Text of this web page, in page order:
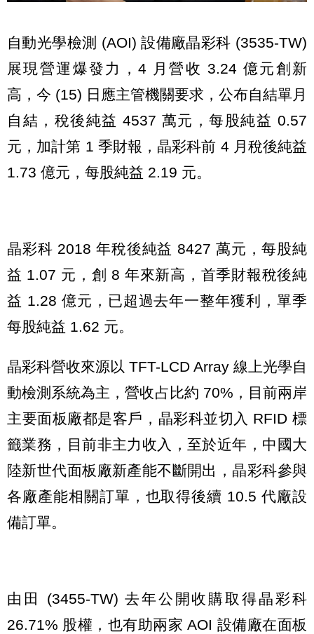
自動光學檢測 (AOI) 設備廠晶彩科 (3535-TW)
展現營運爆發力，4 月營收 3.24 億元創新
高，今 (15) 日應主管機關要求，公布自結單月
自結，稅後純益 4537 萬元，每股純益 0.57
元，加計第 1 季財報，晶彩科前 4 月稅後純益
1.73 億元，每股純益 2.19 元。
晶彩科 2018 年稅後純益 8427 萬元，每股純
益 1.07 元，創 8 年來新高，首季財報稅後純
益 1.28 億元，已超過去年一整年獲利，單季
每股純益 1.62 元。
晶彩科營收來源以 TFT-LCD Array 線上光學自
動檢測系統為主，營收占比約 70%，目前兩岸
主要面板廠都是客戶，晶彩科並切入 RFID 標
籤業務，目前非主力收入，至於近年，中國大
陸新世代面板廠新產能不斷開出，晶彩科參與
各廠產能相關訂單，也取得後續 10.5 代廠設
備訂單。
由田 (3455-TW) 去年公開收購取得晶彩科
26.71% 股權，也有助兩家 AOI 設備廠在面板